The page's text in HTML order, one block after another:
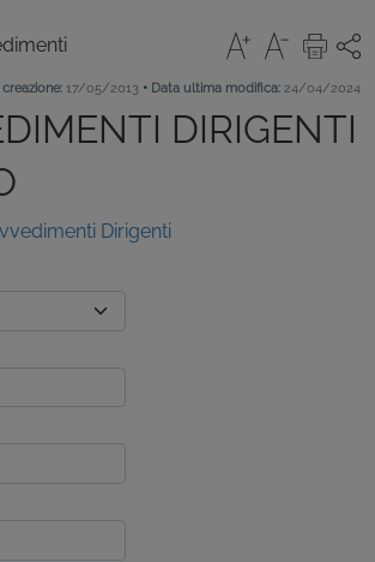
17/05/2013 • Data ultima modifica: 24/04/2024
DIRIGENTI
Dirigenti